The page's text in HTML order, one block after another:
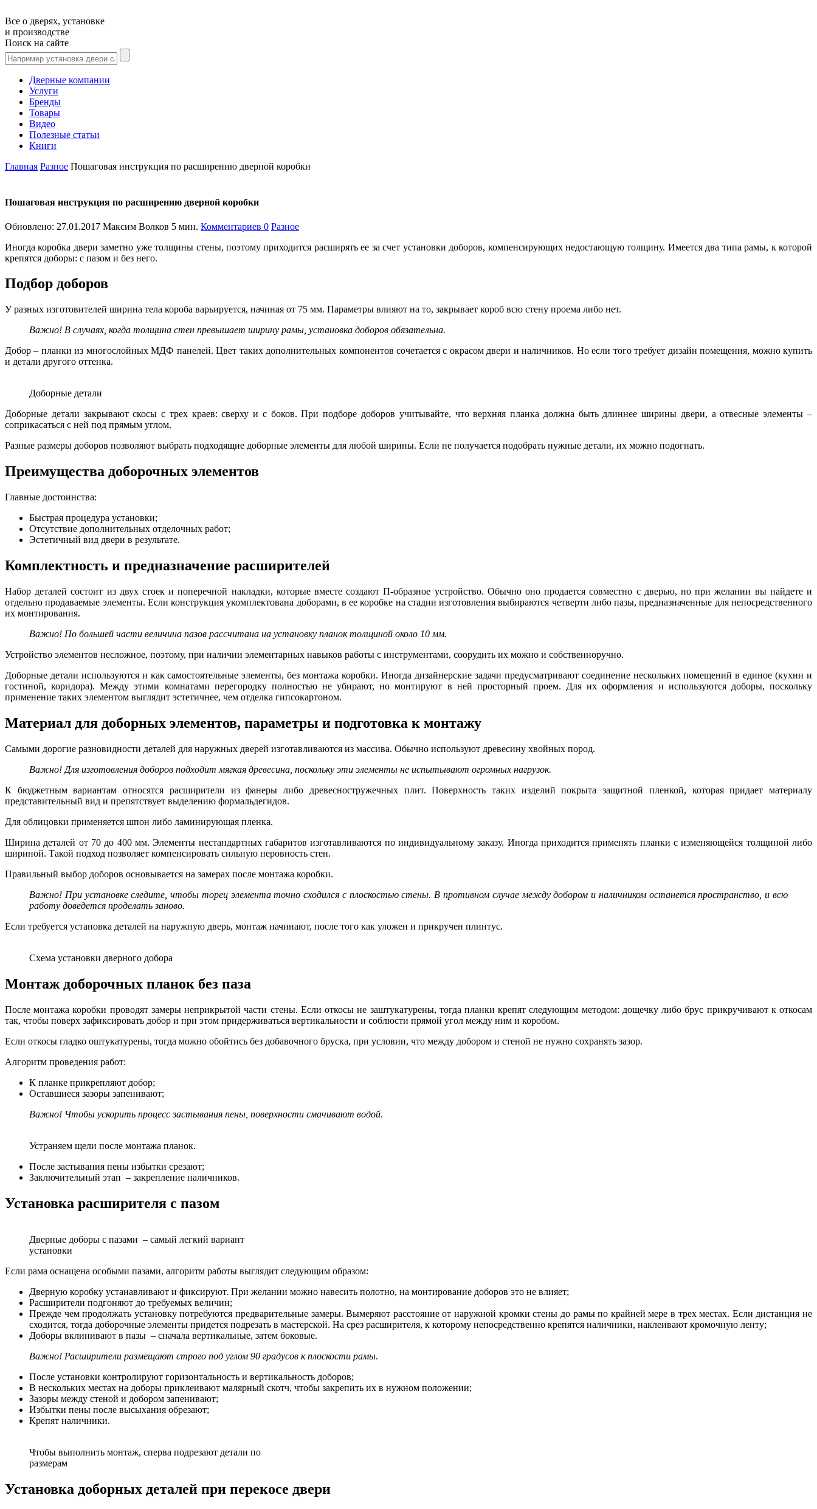
Все о дверях, установке
и производстве
Поиск на сайте
Дверные компании
Услуги
Бренды
Товары
Видео
Полезные статьи
Книги
Главная Разное Пошаговая инструкция по расширению дверной коробки
Пошаговая инструкция по расширению дверной коробки
Обновлено: 27.01.2017 Максим Волков 5 мин. Комментариев 0 Разное
Иногда коробка двери заметно уже толщины стены, поэтому приходится расширять ее за счет установки доборов, компенсирующих недостающую толщину. Имеется два типа рамы, к которой
крепятся доборы: с пазом и без него.
Подбор доборов
У разных изготовителей ширина тела короба варьируется, начиная от 75 мм. Параметры влияют на то, закрывает короб всю стену проема либо нет.
Важно! В случаях, когда толщина стен превышает ширину рамы, установка доборов обязательна.
Добор – планки из многослойных МДФ панелей. Цвет таких дополнительных компонентов сочетается с окрасом двери и наличников. Но если того требует дизайн помещения, можно купить
и детали другого оттенка.
Доборные детали
Доборные детали закрывают скосы с трех краев: сверху и с боков. При подборе доборов учитывайте, что верхняя планка должна быть длиннее ширины двери, а отвесные элементы –
соприкасаться с ней под прямым углом.
Разные размеры доборов позволяют выбрать подходящие доборные элементы для любой ширины. Если не получается подобрать нужные детали, их можно подогнать.
Преимущества доборочных элементов
Главные достоинства:
Быстрая процедура установки;
Отсутствие дополнительных отделочных работ;
Эстетичный вид двери в результате.
Комплектность и предназначение расширителей
Набор деталей состоит из двух стоек и поперечной накладки, которые вместе создают П-образное устройство. Обычно оно продается совместно с дверью, но при желании вы найдете и
отдельно продаваемые элементы. Если конструкция укомплектована доборами, в ее коробке на стадии изготовления выбираются четверти либо пазы, предназначенные для непосредственного
их монтирования.
Важно! По большей части величина пазов рассчитана на установку планок толщиной около 10 мм.
Устройство элементов несложное, поэтому, при наличии элементарных навыков работы с инструментами, соорудить их можно и собственноручно.
Доборные детали используются и как самостоятельные элементы, без монтажа коробки. Иногда дизайнерские задачи предусматривают соединение нескольких помещений в единое (кухни и
гостиной, коридора). Между этими комнатами перегородку полностью не убирают, но монтируют в ней просторный проем. Для их оформления и используются доборы, поскольку
применение таких элементом выглядит эстетичнее, чем отделка гипсокартоном.
Материал для доборных элементов, параметры и подготовка к монтажу
Самыми дорогие разновидности деталей для наружных дверей изготавливаются из массива. Обычно используют древесину хвойных пород.
Важно! Для изготовления доборов подходит мягкая древесина, поскольку эти элементы не испытывают огромных нагрузок.
К бюджетным вариантам относятся расширители из фанеры либо древесностружечных плит. Поверхность таких изделий покрыта защитной пленкой, которая придает материалу
представительный вид и препятствует выделению формальдегидов.
Для облицовки применяется шпон либо ламинирующая пленка.
Ширина деталей от 70 до 400 мм. Элементы нестандартных габаритов изготавливаются по индивидуальному заказу. Иногда приходится применять планки с изменяющейся толщиной либо
шириной. Такой подход позволяет компенсировать сильную неровность стен.
Правильный выбор доборов основывается на замерах после монтажа коробки.
Важно! При установке следите, чтобы торец элемента точно сходился с плоскостью стены. В противном случае между добором и наличником останется пространство, и всю
работу доведется проделать заново.
Если требуется установка деталей на наружную дверь, монтаж начинают, после того как уложен и прикручен плинтус.
Схема установки дверного добора
Монтаж доборочных планок без паза
После монтажа коробки проводят замеры неприкрытой части стены. Если откосы не заштукатурены, тогда планки крепят следующим методом: дощечку либо брус прикручивают к откосам
так, чтобы поверх зафиксировать добор и при этом придерживаться вертикальности и соблюсти прямой угол между ним и коробом.
Если откосы гладко оштукатурены, тогда можно обойтись без добавочного бруска, при условии, что между добором и стеной не нужно сохранять зазор.
Алгоритм проведения работ:
К планке прикрепляют добор;
Оставшиеся зазоры запенивают;
Важно! Чтобы ускорить процесс застывания пены, поверхности смачивают водой.
Устраняем щели после монтажа планок.
После застывания пены избытки срезают;
Заключительный этап – закрепление наличников.
Установка расширителя с пазом
Дверные доборы с пазами – самый легкий вариант
установки
Если рама оснащена особыми пазами, алгоритм работы выглядит следующим образом:
Дверную коробку устанавливают и фиксируют. При желании можно навесить полотно, на монтирование доборов это не влияет;
Расширители подгоняют до требуемых величин;
Прежде чем продолжать установку потребуются предварительные замеры. Вымеряют расстояние от наружной кромки стены до рамы по крайней мере в трех местах. Если дистанция не
сходится, тогда доборочные элементы придется подрезать в мастерской. На срез расширителя, к которому непосредственно крепятся наличники, наклеивают кромочную ленту;
Доборы вклинивают в пазы – сначала вертикальные, затем боковые.
Важно! Расширители размещают строго под углом 90 градусов к плоскости рамы.
После установки контролируют горизонтальность и вертикальность доборов;
В нескольких местах на доборы приклеивают малярный скотч, чтобы закрепить их в нужном положении;
Зазоры между стеной и добором запенивают;
Избытки пены после высыхания обрезают;
Крепят наличники.
Чтобы выполнить монтаж, сперва подрезают детали по
размерам
Установка доборных деталей при перекосе двери